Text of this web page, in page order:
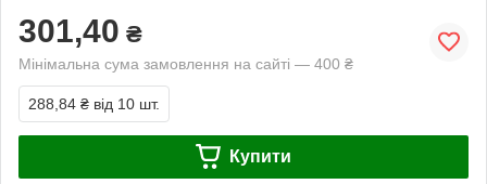
301,40 ₴
Мінімальна сума замовлення на сайті — 400 ₴
288,84 ₴ від 10 шт.
Купити